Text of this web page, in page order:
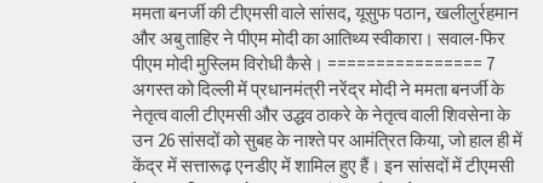
ममता बनर्जी की टीएमसी वाले सांसद, यूसुफ पठान, खलीलुर्रहमान
और अबु ताहिर ने पीएम मोदी का आतिथ्य स्वीकारा। सवाल-फिर
पीएम मोदी मुस्लिम विरोधी कैसे। ================ 7
अगस्त को दिल्ली में प्रधानमंत्री नरेंद्र मोदी ने ममता बनर्जी के
नेतृत्व वाली टीएमसी और उद्धव ठाकरे के नेतृत्व वाली शिवसेना के
उन 26 सांसदों को सुबह के नाश्ते पर आमंत्रित किया, जो हाल ही में
केंद्र में सत्तारूढ़ एनडीए में शामिल हुए हैं। इन सांसदों में टीएमसी